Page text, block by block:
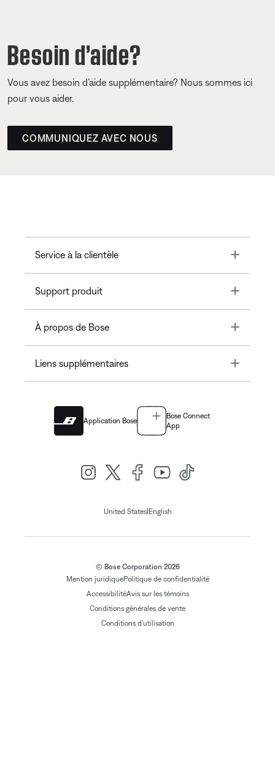
Besoin d’aide?
Vous avez besoin d’aide supplémentaire? Nous sommes ici
pour vous aider.
COMMUNIQUEZ AVEC NOUS
Service à la clientèle Toggle
Support produit Toggle
À propos de Bose Toggle
Liens supplémentaires Toggle
Application Bose
Bose Connect
App
United States| English
© Bose Corporation 2026
Mention juridiquePolitique de confidentialité
AccessibilitéAvis sur les témoins
Conditions générales de vente
Conditions d'utilisation